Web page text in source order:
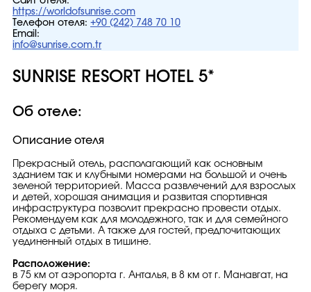
https://worldofsunrise.com
Телефон отеля: +90 (242) 748 70 10
Email:
info@sunrise.com.tr
SUNRISE RESORT HOTEL 5*
Об отеле:
Описание отеля
Прекрасный отель, располагающий как основным
зданием так и клубными номерами на большой и очень
зеленой территорией. Масса развлечений для взрослых
и детей, хорошая анимация и развитая спортивная
инфраструктура позволит прекрасно провести отдых.
Рекомендуем как для молодежного, так и для семейного
отдыха с детьми. А также для гостей, предпочитающих
уединенный отдых в тишине.
Расположение:
в 75 км от аэропорта г. Анталья, в 8 км от г. Манавгат, на
берегу моря.